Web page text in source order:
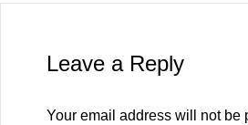
Leave a Reply
Your email address will not be